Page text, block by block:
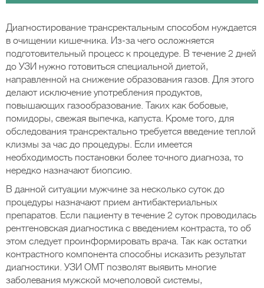
Диагностирование трансректальным способом нуждается
в очищении кишечника. Из-за чего осложняется
подготовительный процесс к процедуре. В течение 2 дней
до УЗИ нужно готовиться специальной диетой,
направленной на снижение образования газов. Для этого
делают исключение употребления продуктов,
повышающих газообразование. Таких как бобовые,
помидоры, свежая выпечка, капуста. Кроме того, для
обследования трансректально требуется введение теплой
клизмы за час до процедуры. Если имеется
необходимость постановки более точного диагноза, то
нередко назначают биопсию.
В данной ситуации мужчине за несколько суток до
процедуры назначают прием антибактериальных
препаратов. Если пациенту в течение 2 суток проводилась
рентгеновская диагностика с введением контраста, то об
этом следует проинформировать врача. Так как остатки
контрастного компонента способны исказить результат
диагностики. УЗИ ОМТ позволят выявить многие
заболевания мужской мочеполовой системы,